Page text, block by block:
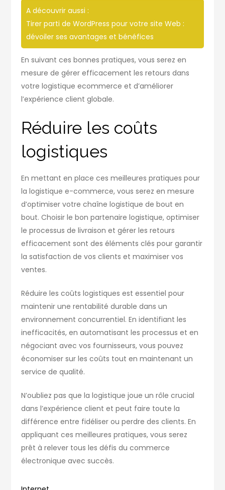
A découvrir aussi :
Tirer parti de WordPress pour votre site Web :
dévoiler ses avantages et bénéfices
En suivant ces bonnes pratiques, vous serez en
mesure de gérer efficacement les retours dans
votre logistique ecommerce et d’améliorer
l’expérience client globale.
Réduire les coûts
logistiques
En mettant en place ces meilleures pratiques pour
la logistique e-commerce, vous serez en mesure
d’optimiser votre chaîne logistique de bout en
bout. Choisir le bon partenaire logistique, optimiser
le processus de livraison et gérer les retours
efficacement sont des éléments clés pour garantir
la satisfaction de vos clients et maximiser vos
ventes.
Réduire les coûts logistiques est essentiel pour
maintenir une rentabilité durable dans un
environnement concurrentiel. En identifiant les
inefficacités, en automatisant les processus et en
négociant avec vos fournisseurs, vous pouvez
économiser sur les coûts tout en maintenant un
service de qualité.
N’oubliez pas que la logistique joue un rôle crucial
dans l’expérience client et peut faire toute la
différence entre fidéliser ou perdre des clients. En
appliquant ces meilleures pratiques, vous serez
prêt à relever tous les défis du commerce
électronique avec succès.